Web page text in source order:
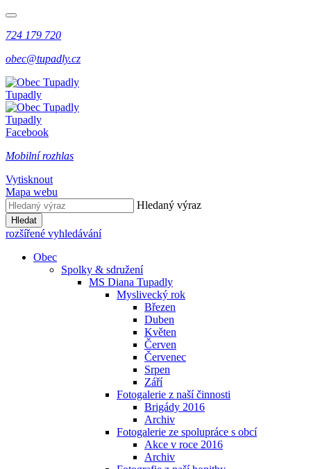
724 179 720
obec@tupadly.cz
Tupadly
Tupadly
Facebook
Mobilní rozhlas
Vytisknout
Mapa webu
Hledaný výraz
Hledat
rozšířené vyhledávání
Obec
Spolky & sdružení
MS Diana Tupadly
Myslivecký rok
Březen
Duben
Květen
Červen
Červenec
Srpen
Září
Fotogalerie z naší činnosti
Brigády 2016
Archiv
Fotogalerie ze spolupráce s obcí
Akce v roce 2016
Archiv